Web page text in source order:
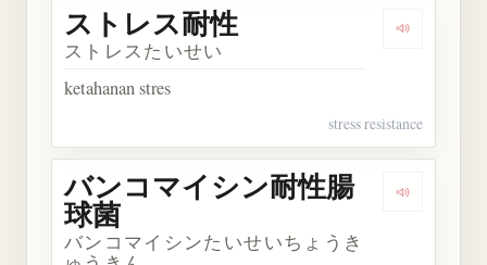
Dengarkan
ストレス耐性
ストレスたいせい
ketahanan stres
stress resistance
バンコマイシン耐性腸
球菌
バンコマイシンたいせいちょうき